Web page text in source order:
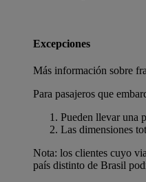
Excepciones
Más información sobre
Para pasajeros que
Pueden llevar una
Las dimensiones
Nota: los clientes cuyo
país distinto de Brasil